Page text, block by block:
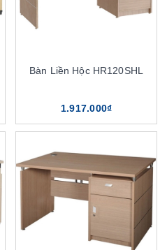
Bàn Liền Hộc HR120SHL
1.917.000₫